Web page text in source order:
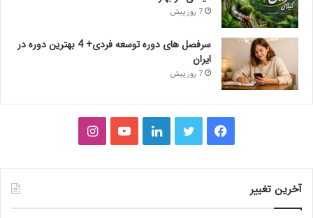
7 روز پیش
سرفصل های دوره توسعه فردی+ 4 بهترین دوره در
ایران
7 روز پیش
فیس توییترلینکدینیوتیوباینستاگرام
آخرین تغییر